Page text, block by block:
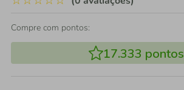
Compre com pontos:
17.333 pontos